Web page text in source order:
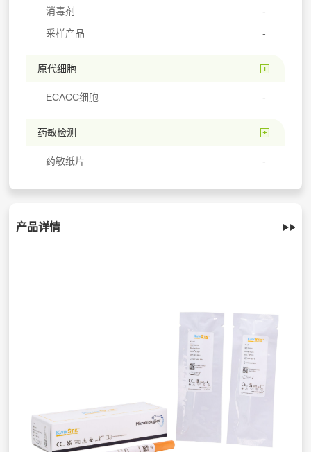
消毒剂
采样产品
原代细胞
ECACC细胞
药敏检测
药敏纸片
产品详情